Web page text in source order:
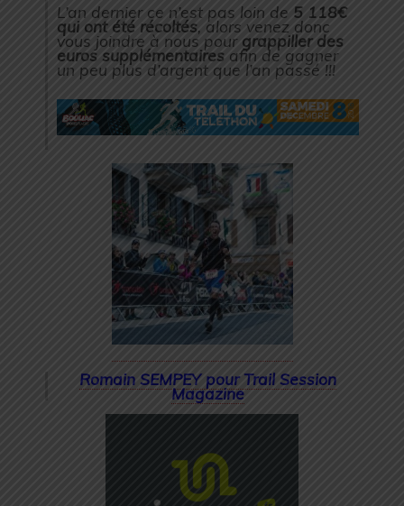
L’an dernier ce n’est pas loin de 5 118€
qui ont été récoltés, alors venez donc
vous joindre à nous pour grappiller des
euros supplémentaires afin de gagner
un peu plus d’argent que l’an passé !!!
Romain SEMPEY pour Trail Session
Magazine